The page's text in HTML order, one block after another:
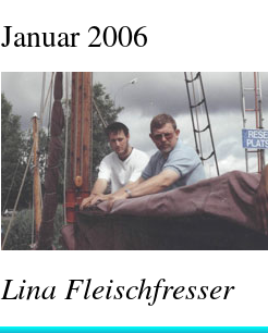
Januar 2006
Lina Fleischfresser